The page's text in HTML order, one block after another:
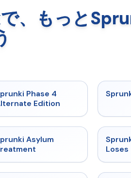
、もっと
Phase 4
Edition
Asylum
Loses